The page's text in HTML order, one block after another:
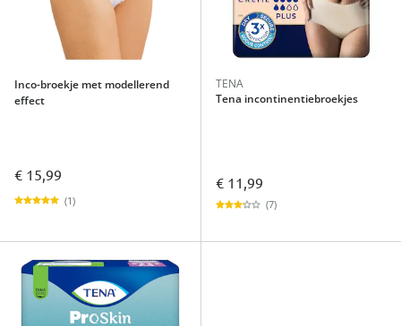
Inco-broekje met modellerend
effect
€ 15,99
(1)
TENA
Tena incontinentiebroekjes
€ 11,99
(7)